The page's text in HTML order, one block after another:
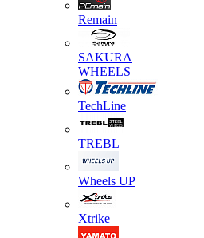
Remain
SAKURA
WHEELS
TechLine
TREBL
Wheels UP
Xtrike